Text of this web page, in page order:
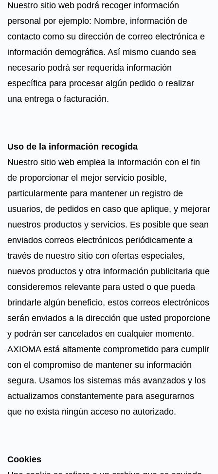
Nuestro sitio web podrá recoger información
personal por ejemplo: Nombre, información de
contacto como su dirección de correo electrónica e
información demográfica. Así mismo cuando sea
necesario podrá ser requerida información
específica para procesar algún pedido o realizar
una entrega o facturación.
Uso de la información recogida
Nuestro sitio web emplea la información con el fin
de proporcionar el mejor servicio posible,
particularmente para mantener un registro de
usuarios, de pedidos en caso que aplique, y mejorar
nuestros productos y servicios. Es posible que sean
enviados correos electrónicos periódicamente a
través de nuestro sitio con ofertas especiales,
nuevos productos y otra información publicitaria que
consideremos relevante para usted o que pueda
brindarle algún beneficio, estos correos electrónicos
serán enviados a la dirección que usted proporcione
y podrán ser cancelados en cualquier momento.
AXIOMA está altamente comprometido para cumplir
con el compromiso de mantener su información
segura. Usamos los sistemas más avanzados y los
actualizamos constantemente para asegurarnos
que no exista ningún acceso no autorizado.
Cookies